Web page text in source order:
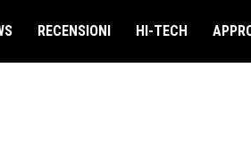
RECENSIONI HI-TECH